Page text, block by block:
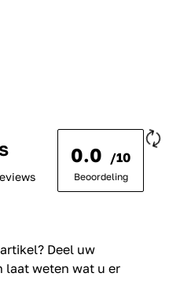
0.0 /10
Beoordeling
Deel uw
laat weten wat u er